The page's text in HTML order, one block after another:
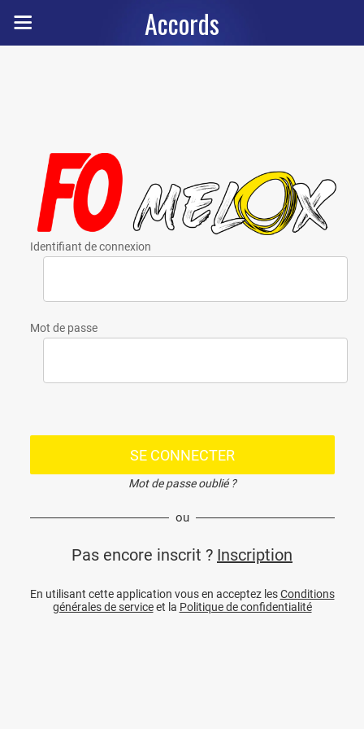
Accords
Identifiant de connexion
Mot de passe
SE CONNECTER
Mot de passe oublié ?
ou
Pas encore inscrit ? Inscription
En utilisant cette application vous en acceptez lesConditions
générales de serviceet la Politique de confidentialité